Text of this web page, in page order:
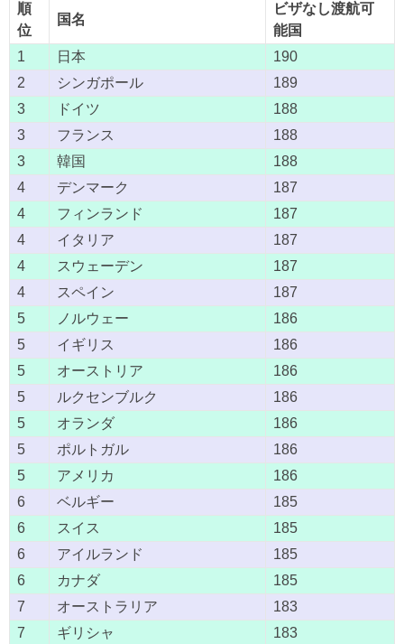
順
位
国名
ビザなし渡航可
能国
1
日本
190
2
シンガポール
189
3
ドイツ
188
3
フランス
188
3
韓国
188
4
デンマーク
187
4
フィンランド
187
4
イタリア
187
4
スウェーデン
187
4
スペイン
187
5
ノルウェー
186
5
イギリス
186
5
オーストリア
186
5
ルクセンブルク
186
5
オランダ
186
5
ポルトガル
186
5
アメリカ
186
6
ベルギー
185
6
スイス
185
6
アイルランド
185
6
カナダ
185
7
オーストラリア
183
7
ギリシャ
183